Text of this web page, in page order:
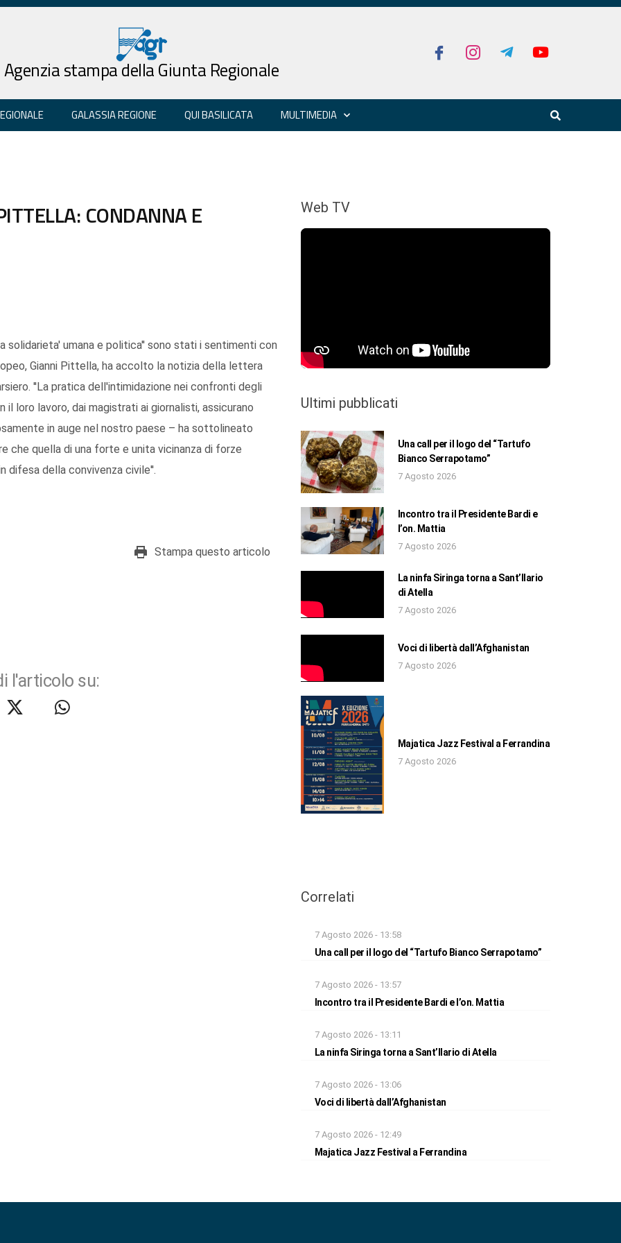
Agenzia stampa della Giunta Regionale
GALASSIA REGIONE QUI BASILICATA MULTIMEDIA
CONDANNA E
solidarieta' umana e politica'' sono stati i sentimenti con
Gianni Pittella, ha accolto la notizia della lettera
''La pratica dell'intimidazione nei confronti degli
loro lavoro, dai magistrati ai giornalisti, assicurano
in auge nel nostro paese – ha sottolineato
che quella di una forte e unita vicinanza di forze
difesa della convivenza civile''.
Stampa questo articolo
l'articolo su:
Web TV
Ultimi pubblicati
Una call per il logo del “Tartufo
Bianco Serrapotamo”
7 Agosto 2026
Incontro tra il Presidente Bardi e
l’on. Mattia
7 Agosto 2026
La ninfa Siringa torna a Sant’Ilario
di Atella
7 Agosto 2026
Voci di libertà dall’Afghanistan
7 Agosto 2026
Majatica Jazz Festival a Ferrandina
7 Agosto 2026
Correlati
7 Agosto 2026 - 13:58
Una call per il logo del “Tartufo Bianco Serrapotamo”
7 Agosto 2026 - 13:57
Incontro tra il Presidente Bardi e l’on. Mattia
7 Agosto 2026 - 13:11
La ninfa Siringa torna a Sant’Ilario di Atella
7 Agosto 2026 - 13:06
Voci di libertà dall’Afghanistan
7 Agosto 2026 - 12:49
Majatica Jazz Festival a Ferrandina